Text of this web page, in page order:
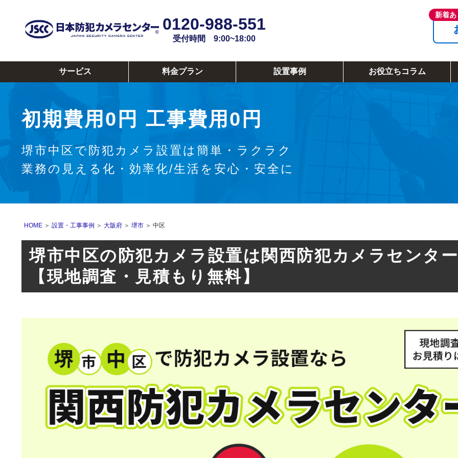
0120-988-551
受付時間 9:00~18:00
サービス 料金プラン 設置事例 お役立ちコラム
初期費用0円 工事費用0円
堺市中区で防犯カメラ設置は簡単・ラクラク
業務の見える化・効率化/生活を安心・安全に
HOME ＞ 設置・工事事例 ＞ 大阪府 ＞ 堺市 ＞ 中区
堺市中区の防犯カメラ設置は関西防犯カメラセンタ
【現地調査・見積もり無料】